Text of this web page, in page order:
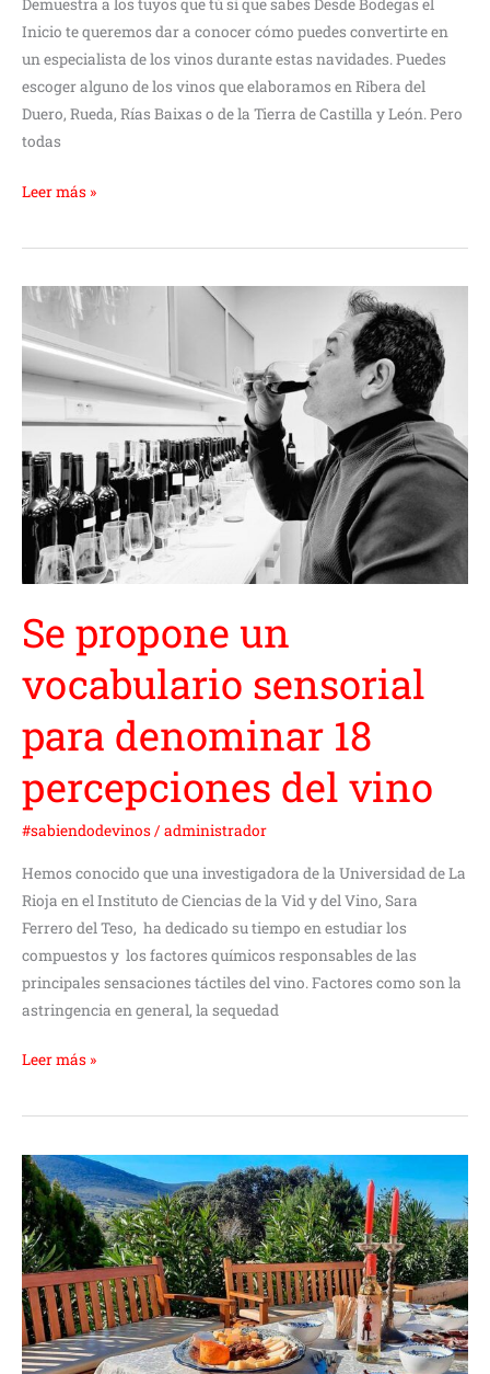
Demuestra a los tuyos que tú sí que sabes Desde Bodegas el
Inicio te queremos dar a conocer cómo puedes convertirte en
un especialista de los vinos durante estas navidades. Puedes
escoger alguno de los vinos que elaboramos en Ribera del
Duero, Rueda, Rías Baixas o de la Tierra de Castilla y León. Pero
todas
Leer más »
Se propone un
vocabulario sensorial
para denominar 18
percepciones del vino
#sabiendodevinos/ administrador
Hemos conocido que una investigadora de la Universidad de La
Rioja en el Instituto de Ciencias de la Vid y del Vino, Sara
Ferrero del Teso, ha dedicado su tiempo en estudiar los
compuestos y los factores químicos responsables de las
principales sensaciones táctiles del vino. Factores como son la
astringencia en general, la sequedad
Se
propone
un
vocabulario
sensorial
denominar
18
percepciones
del
vino
Leer más »
¿Vino
ecológico?
¿Por
qué?